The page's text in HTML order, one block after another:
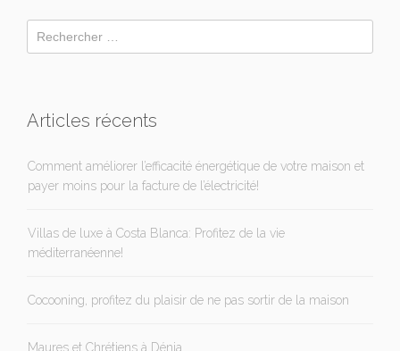
Articles récents
Comment améliorer l’efficacité énergétique de votre maison et
payer moins pour la facture de l’électricité!
Villas de luxe à Costa Blanca: Profitez de la vie
méditerranéenne!
Cocooning, profitez du plaisir de ne pas sortir de la maison
Maures et Chrétiens à Dénia